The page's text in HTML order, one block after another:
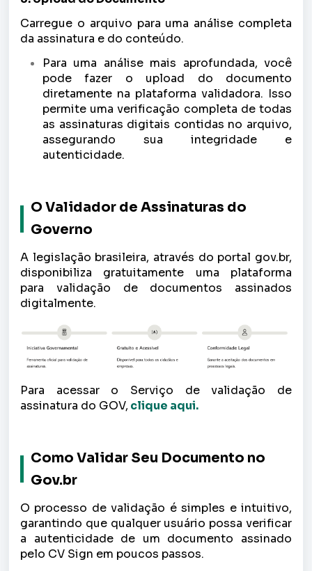
Carregue o arquivo para uma análise completa
da assinatura e do conteúdo.
Para uma análise mais aprofundada, você
pode fazer o upload do documento
diretamente na plataforma validadora. Isso
permite uma verificação completa de todas
as assinaturas digitais contidas no arquivo,
assegurando sua integridade e
autenticidade.
O Validador de Assinaturas do
Governo
A legislação brasileira, através do portal gov.br,
disponibiliza gratuitamente uma plataforma
para validação de documentos assinados
digitalmente.
Para acessar o Serviço de validação de
assinatura do GOV, clique aqui.
Como Validar Seu Documento no
Gov.br
O processo de validação é simples e intuitivo,
garantindo que qualquer usuário possa verificar
a autenticidade de um documento assinado
pelo CV Sign em poucos passos.